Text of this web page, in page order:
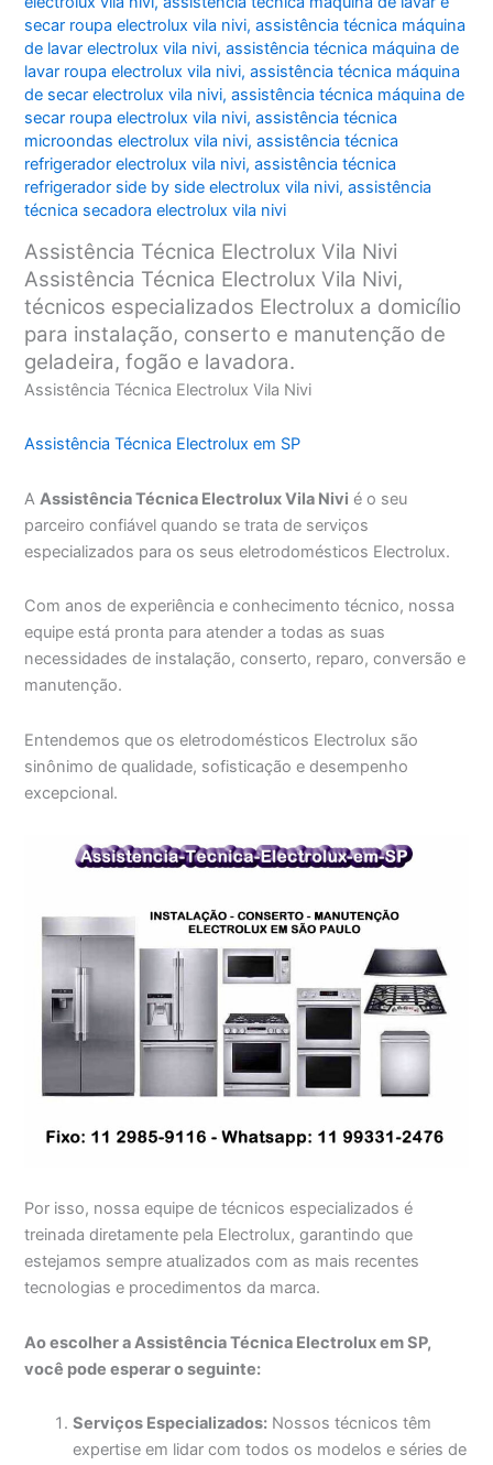
secar roupa electrolux vila nivi,assistência técnica máquina
de lavar electrolux vila nivi,assistência técnica máquina de
lavar roupa electrolux vila nivi,assistência técnica máquina
de secar electrolux vila nivi,assistência técnica máquina de
secar roupa electrolux vila nivi,assistência técnica
microondas electrolux vila nivi,assistência técnica
refrigerador electrolux vila nivi,assistência técnica
refrigerador side by side electrolux vila nivi,assistência
técnica secadora electrolux vila nivi
Assistência Técnica Electrolux Vila Nivi
Assistência Técnica Electrolux Vila Nivi,
técnicos especializados Electrolux a domicílio
para instalação, conserto e manutenção de
geladeira, fogão e lavadora.
Assistência Técnica Electrolux Vila Nivi
Assistência Técnica Electrolux em SP
AAssistência Técnica Electrolux Vila Nivi é o seu
parceiro confiável quando se trata de serviços
especializados para os seus eletrodomésticos Electrolux.
Com anos de experiência e conhecimento técnico, nossa
equipe está pronta para atender a todas as suas
necessidades de instalação, conserto, reparo, conversão e
manutenção.
Entendemos que os eletrodomésticos Electrolux são
sinônimo de qualidade, sofisticação e desempenho
excepcional.
Por isso, nossa equipe de técnicos especializados é
treinada diretamente pela Electrolux, garantindo que
estejamos sempre atualizados com as mais recentes
tecnologias e procedimentos da marca.
Ao escolher a Assistência Técnica Electrolux em SP,
você pode esperar o seguinte:
Serviços Especializados: Nossos técnicos têm
expertise em lidar com todos os modelos e séries de